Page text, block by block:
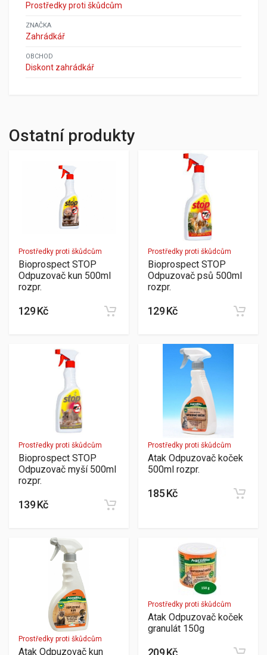
Prostředky proti škůdcům
ZNAČKA
Zahrádkář
OBCHOD
Diskont zahrádkář
Ostatní produkty
Prostředky proti škůdcům
Bioprospect STOP
Odpuzovač kun 500ml
rozpr.
129 Kč
Prostředky proti škůdcům
Bioprospect STOP
Odpuzovač psů 500ml
rozpr.
129 Kč
Prostředky proti škůdcům
Bioprospect STOP
Odpuzovač myší 500ml
rozpr.
139 Kč
Prostředky proti škůdcům
Atak Odpuzovač koček
500ml rozpr.
185 Kč
Prostředky proti škůdcům
Atak Odpuzovač kun
Prostředky proti škůdcům
Atak Odpuzovač koček
granulát 150g
209 Kč